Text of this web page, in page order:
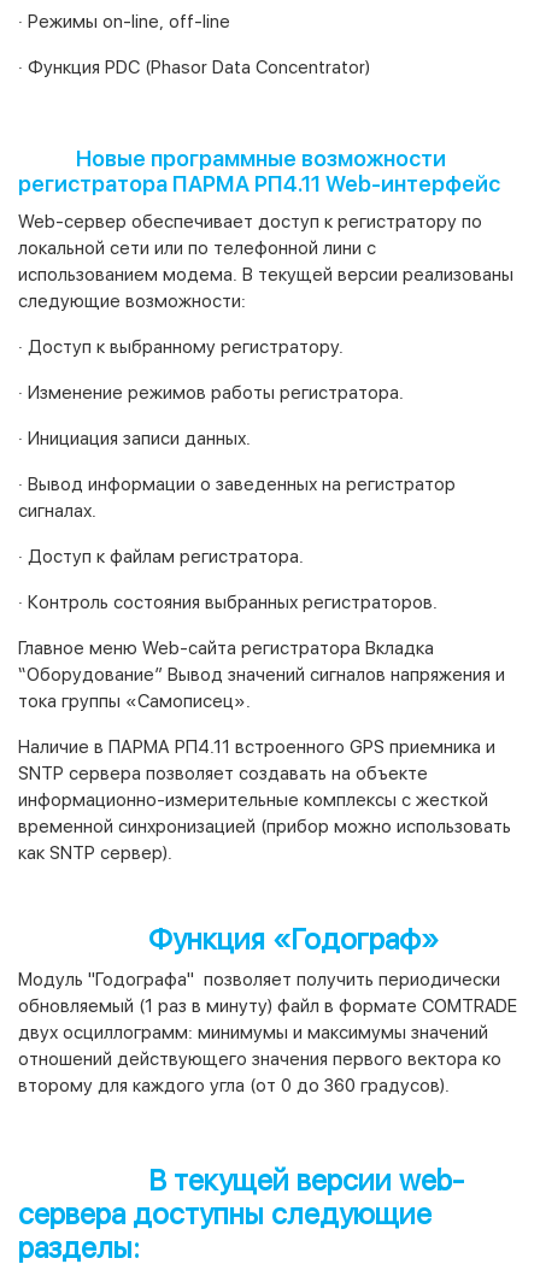
· Режимы on-line, off-line
· Функция PDC (Phasor Data Concentrator)
Новые программные возможности
регистратора ПАРМА РП4.11 Web-интерфейс
Web-сервер обеспечивает доступ к регистратору по
локальной сети или по телефонной лини с
использованием модема. В текущей версии реализованы
следующие возможности:
· Доступ к выбранному регистратору.
· Изменение режимов работы регистратора.
· Инициация записи данных.
· Вывод информации о заведенных на регистратор
сигналах.
· Доступ к файлам регистратора.
· Контроль состояния выбранных регистраторов.
Главное меню Web-сайта регистратора Вкладка
“Оборудование” Вывод значений сигналов напряжения и
тока группы «Самописец».
Наличие в ПАРМА РП4.11 встроенного GPS приемника и
SNTP сервера позволяет создавать на объекте
информационно-измерительные комплексы с жесткой
временной синхронизацией (прибор можно использовать
как SNTP сервер).
Функция «Годограф»
Модуль "Годографа" позволяет получить периодически
обновляемый (1 раз в минуту) файл в формате COMTRADE
двух осциллограмм: минимумы и максимумы значений
отношений действующего значения первого вектора ко
второму для каждого угла (от 0 до 360 градусов).
В текущей версии web-
сервера доступны следующие
разделы: